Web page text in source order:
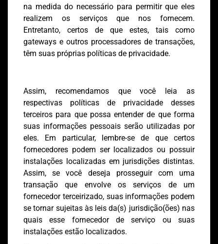
na medida do necessário para permitir que eles
realizem os serviços que nos fornecem.
Entretanto, certos de que estes, tais como
gateways e outros processadores de transações,
têm suas próprias políticas de privacidade.
Assim, recomendamos que você leia as
respectivas políticas de privacidade desses
terceiros para que possa entender de que forma
suas informações pessoais serão utilizadas por
eles. Em particular, lembre-se de que certos
fornecedores podem ser localizados ou possuir
instalações localizadas em jurisdições distintas.
Assim, se você deseja prosseguir com uma
transação que envolve os serviços de um
fornecedor terceirizado, suas informações podem
se tornar sujeitas às leis da(s) jurisdição(ões) nas
quais esse fornecedor de serviço ou suas
instalações estão localizados.